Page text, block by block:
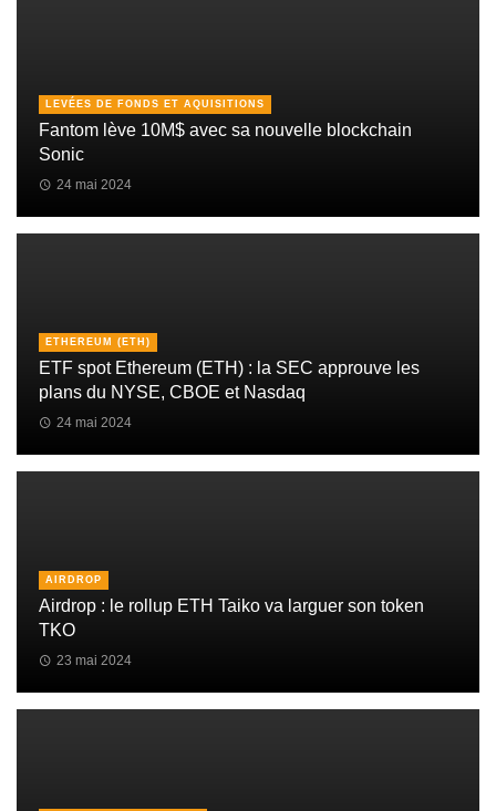
LEVÉES DE FONDS ET AQUISITIONS
Fantom lève 10M$ avec sa nouvelle blockchain
Sonic
24 mai 2024
ETHEREUM (ETH)
ETF spot Ethereum (ETH) : la SEC approuve les
plans du NYSE, CBOE et Nasdaq
24 mai 2024
AIRDROP
Airdrop : le rollup ETH Taiko va larguer son token
TKO
23 mai 2024